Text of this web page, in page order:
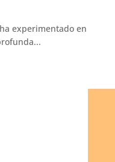
experimentado en